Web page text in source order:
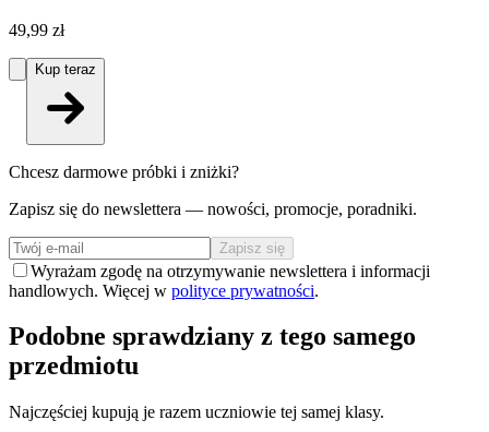
49,99 zł
Kup teraz
Chcesz darmowe próbki i zniżki?
Zapisz się do newslettera — nowości, promocje, poradniki.
Zapisz się
Wyrażam zgodę na otrzymywanie newslettera i informacji
handlowych. Więcej w polityce prywatności.
Podobne sprawdziany z tego samego
przedmiotu
Najczęściej kupują je razem uczniowie tej samej klasy.